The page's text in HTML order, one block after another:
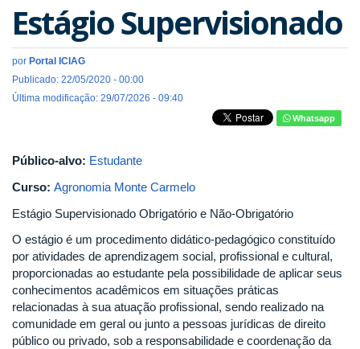
Estágio Supervisionado
por Portal ICIAG
Publicado: 22/05/2020 - 00:00
Última modificação: 29/07/2026 - 09:40
Whatsapp
Público-alvo: Estudante
Curso: Agronomia Monte Carmelo
Estágio Supervisionado Obrigatório e Não-Obrigatório
O estágio é um procedimento didático-pedagógico constituído
por atividades de aprendizagem social, profissional e cultural,
proporcionadas ao estudante pela possibilidade de aplicar seus
conhecimentos acadêmicos em situações práticas
relacionadas à sua atuação profissional, sendo realizado na
comunidade em geral ou junto a pessoas jurídicas de direito
público ou privado, sob a responsabilidade e coordenação da